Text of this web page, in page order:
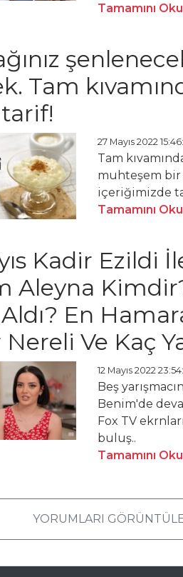
Tamamını
Tam
27 Mayıs 2022
Tam
muhteşem bir
içeriğimizde
Tamamını
Kadir Ezildi
Aleyna
En
Ve Kaç
12 Mayıs 2022
Beş
Benim'de
Fox TV
buluş..
Tamamını
YORUMLARI